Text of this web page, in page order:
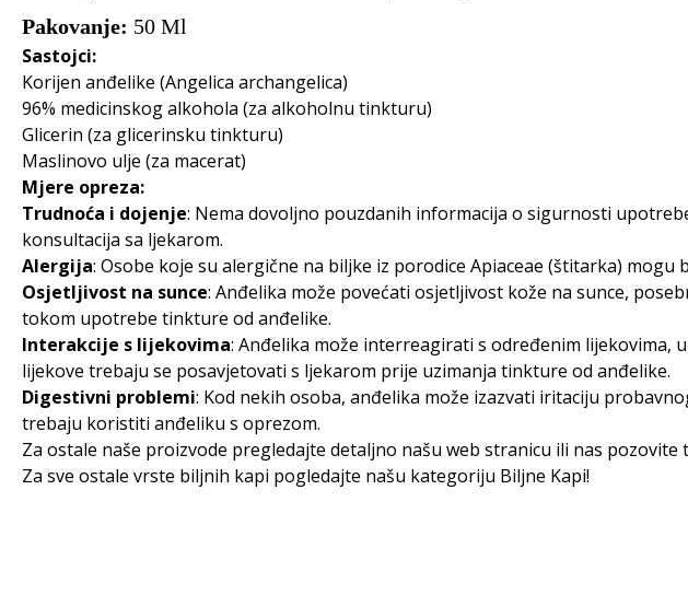
Pakovanje: 50 Ml
Sastojci:
Korijen anđelike (Angelica archangelica)
96% medicinskog alkohola (za alkoholnu tinkturu)
Glicerin (za glicerinsku tinkturu)
Maslinovo ulje (za macerat)
Mjere opreza:
Trudnoća i dojenje: Nema dovoljno pouzdanih informacija o sigurnosti
konsultacija sa ljekarom.
Alergija: Osobe koje su alergične na biljke iz porodice Apiaceae (štitarka)
Osjetljivost na sunce: Anđelika može povećati osjetljivost kože na sunce,
tokom upotrebe tinkture od anđelike.
Interakcije s lijekovima: Anđelika može interreagirati s određenim lijekovima,
lijekove trebaju se posavjetovati s ljekarom prije uzimanja tinkture od anđelike.
Digestivni problemi: Kod nekih osoba, anđelika može izazvati iritaciju
trebaju koristiti anđeliku s oprezom.
Za ostale naše proizvode pregledajte detaljno našu web stranicu ili nas
Za sve ostale vrste biljnih kapi pogledajte našu kategoriju Biljne Kapi!